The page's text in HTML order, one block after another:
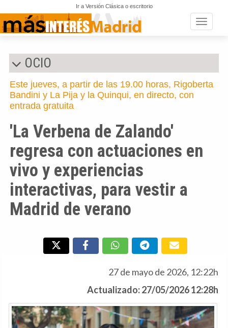
Ir a Versión Clásica o escritorio
Toggle
OCIO
Este jueves, a partir de las 19.00 horas, Rigoberta
Bandini y La Pija y la Quinqui, en directo, con
entrada gratuita
'La Verbena de Zalando'
regresa con actuaciones en
vivo y experiencias
interactivas, para vestir a
Madrid de verano
27 de mayo de 2026, 12:22h
Actualizado: 27/05/2026 12:28h